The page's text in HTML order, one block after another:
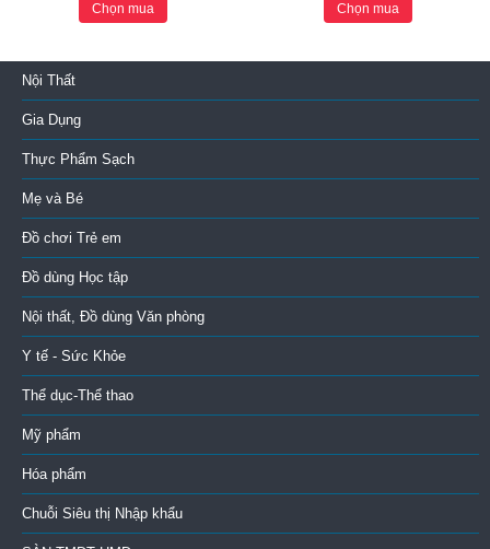
Chọn mua Chọn mua
Nội Thất
Gia Dụng
Thực Phẩm Sạch
Mẹ và Bé
Đồ chơi Trẻ em
Đồ dùng Học tập
Nội thất, Đồ dùng Văn phòng
Y tế - Sức Khỏe
Thể dục-Thể thao
Mỹ phẩm
Hóa phẩm
Chuỗi Siêu thị Nhập khẩu